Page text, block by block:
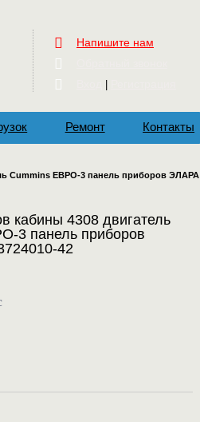
Напишите нам
|
Ремонт Контакты
Cummins ЕВРО-3 панель приборов ЭЛАРА
кабины 4308 двигатель
3 панель приборов
42